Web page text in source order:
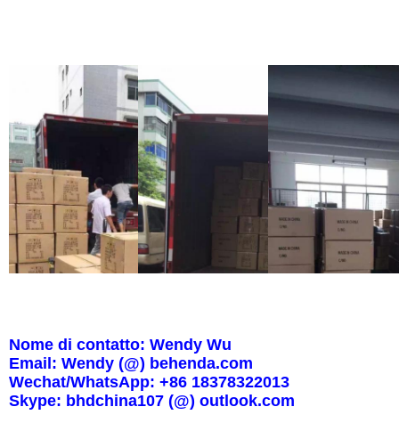
Nome di contatto: Wendy Wu
Email: Wendy (@) behenda.com
Wechat/WhatsApp: +86 18378322013
Skype: bhdchina107 (@) outlook.com